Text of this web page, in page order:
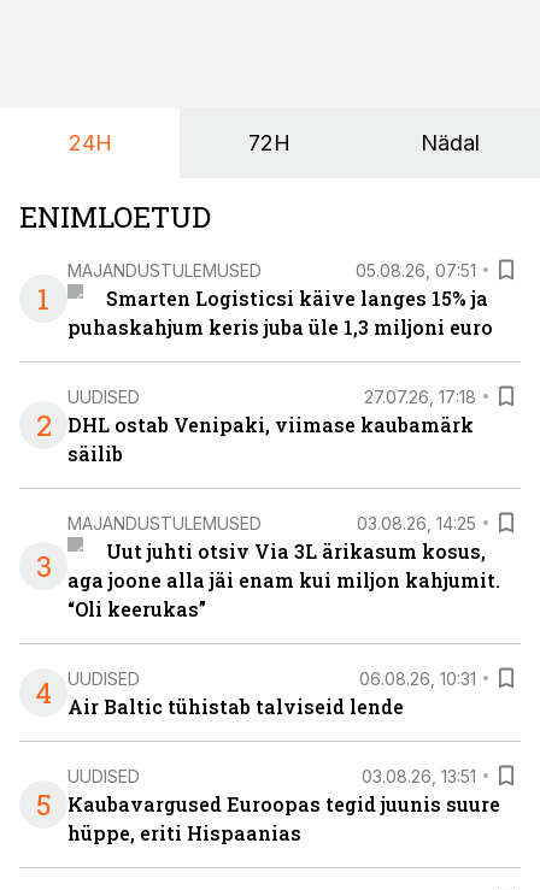
24H 72H Nädal
ENIMLOETUD
1
MAJANDUSTULEMUSED 05.08.26, 07:51
Smarten Logisticsi käive langes 15% ja
puhaskahjum keris juba üle 1,3 miljoni euro
2
UUDISED 27.07.26, 17:18
DHL ostab Venipaki, viimase kaubamärk
säilib
3
MAJANDUSTULEMUSED 03.08.26, 14:25
Uut juhti otsiv Via 3L ärikasum kosus,
aga joone alla jäi enam kui miljon kahjumit.
“Oli keerukas”
4 UUDISED 06.08.26, 10:31
Air Baltic tühistab talviseid lende
5
UUDISED 03.08.26, 13:51
Kaubavargused Euroopas tegid juunis suure
hüppe, eriti Hispaanias